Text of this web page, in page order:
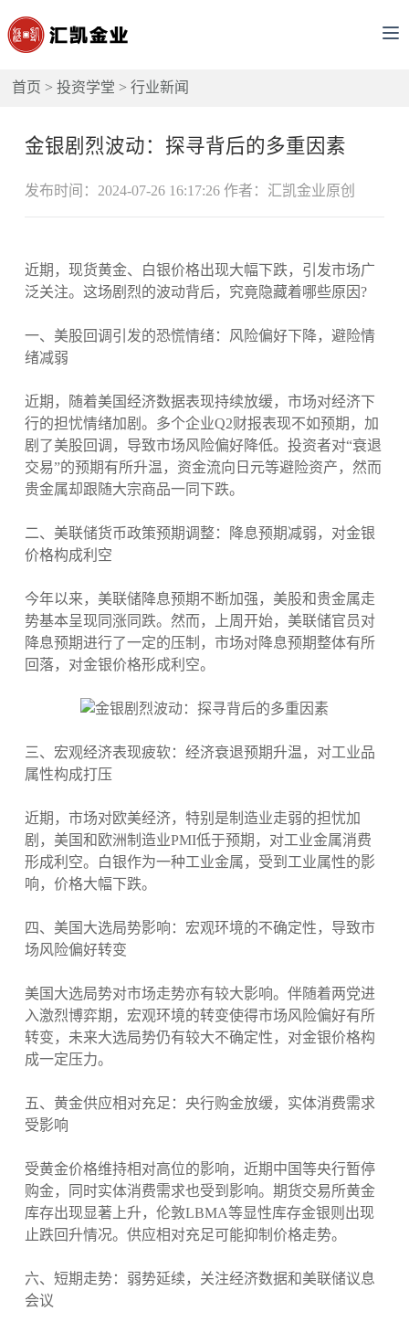
首页 >投资学堂 >行业新闻
金银剧烈波动：探寻背后的多重因素
发布时间：2024-07-26 16:17:26 作者：汇凯金业原创
近期，现货黄金、白银价格出现大幅下跌，引发市场广
泛关注。这场剧烈的波动背后，究竟隐藏着哪些原因?
一、美股回调引发的恐慌情绪：风险偏好下降，避险情
绪减弱
近期，随着美国经济数据表现持续放缓，市场对经济下
行的担忧情绪加剧。多个企业Q2财报表现不如预期，加
剧了美股回调，导致市场风险偏好降低。投资者对“衰退
交易”的预期有所升温，资金流向日元等避险资产，然而
贵金属却跟随大宗商品一同下跌。
二、美联储货币政策预期调整：降息预期减弱，对金银
价格构成利空
今年以来，美联储降息预期不断加强，美股和贵金属走
势基本呈现同涨同跌。然而，上周开始，美联储官员对
降息预期进行了一定的压制，市场对降息预期整体有所
回落，对金银价格形成利空。
三、宏观经济表现疲软：经济衰退预期升温，对工业品
属性构成打压
近期，市场对欧美经济，特别是制造业走弱的担忧加
剧，美国和欧洲制造业PMI低于预期，对工业金属消费
形成利空。白银作为一种工业金属，受到工业属性的影
响，价格大幅下跌。
四、美国大选局势影响：宏观环境的不确定性，导致市
场风险偏好转变
美国大选局势对市场走势亦有较大影响。伴随着两党进
入激烈博弈期，宏观环境的转变使得市场风险偏好有所
转变，未来大选局势仍有较大不确定性，对金银价格构
成一定压力。
五、黄金供应相对充足：央行购金放缓，实体消费需求
受影响
受黄金价格维持相对高位的影响，近期中国等央行暂停
购金，同时实体消费需求也受到影响。期货交易所黄金
库存出现显著上升，伦敦LBMA等显性库存金银则出现
止跌回升情况。供应相对充足可能抑制价格走势。
六、短期走势：弱势延续，关注经济数据和美联储议息
会议